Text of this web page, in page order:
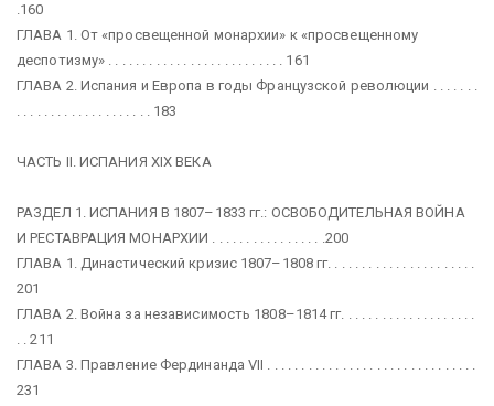
.160
ГЛАВА 1. От «просвещенной монархии» к «просвещенному
деспотизму» . . . . . . . . . . . . . . . . . . . . . . . . . . 161
ГЛАВА 2. Испания и Европа в годы Французской революции . . . . . . .
. . . . . . . . . . . . . . . . . . . . 183
ЧАСТЬ II. ИСПАНИЯ XIX ВЕКА
РАЗДЕЛ 1. ИСПАНИЯ В 1807–1833 гг.: ОСВОБОДИТЕЛЬНАЯ ВОЙНА
И РЕСТАВРАЦИЯ МОНАРХИИ . . . . . . . . . . . . . . . . .200
ГЛАВА 1. Династический кризис 1807–1808 гг. . . . . . . . . . . . . . . . . . . . . .
201
ГЛАВА 2. Война за независимость 1808–1814 гг. . . . . . . . . . . . . . . . . . . .
. . 211
ГЛАВА 3. Правление Фердинанда VII . . . . . . . . . . . . . . . . . . . . . . . . . . . . . . .
231